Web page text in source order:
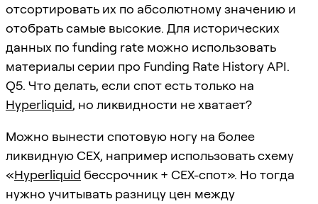
отсортировать их по абсолютному значению и
отобрать самые высокие. Для исторических
данных по funding rate можно использовать
материалы серии про Funding Rate History API.
Q5. Что делать, если спот есть только на
Hyperliquid, но ликвидности не хватает?
Можно вынести спотовую ногу на более
ликвидную CEX, например использовать схему
«Hyperliquid бессрочник + CEX-спот». Но тогда
нужно учитывать разницу цен между